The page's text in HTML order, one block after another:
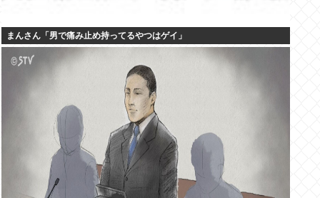
まんさん「男で痛み止め持ってるやつはゲイ」